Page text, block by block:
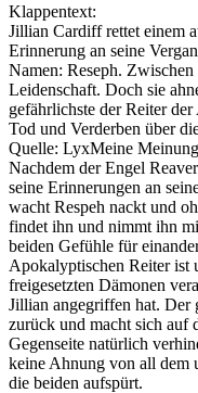
Klappentext:
Jillian Cardiff rettet einem
Erinnerung an seine
Namen: Reseph.
Leidenschaft. Doch sie
gefährlichste der Reiter
Tod und Verderben über
Quelle: LyxMeine
Nachdem der Engel
seine Erinnerungen an
wacht Respeh nackt und
findet ihn und nimmt ihn
beiden Gefühle für
Apokalyptischen Reiter ist
freigesetzten Dämonen
Jillian angegriffen hat. Der
zurück und macht sich auf
Gegenseite natürlich
keine Ahnung von all dem
die beiden aufspürt.